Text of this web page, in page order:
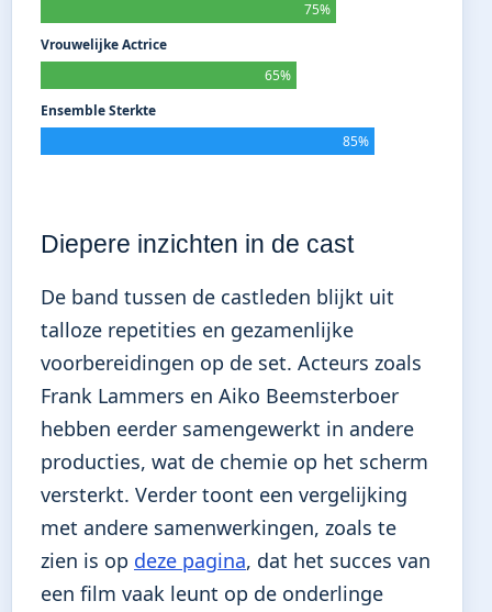
75%
Vrouwelijke Actrice
65%
Ensemble Sterkte
85%
Diepere inzichten in de cast
De band tussen de castleden blijkt uit
talloze repetities en gezamenlijke
voorbereidingen op de set. Acteurs zoals
Frank Lammers en Aiko Beemsterboer
hebben eerder samengewerkt in andere
producties, wat de chemie op het scherm
versterkt. Verder toont een vergelijking
met andere samenwerkingen, zoals te
zien is op deze pagina, dat het succes van
een film vaak leunt op de onderlinge